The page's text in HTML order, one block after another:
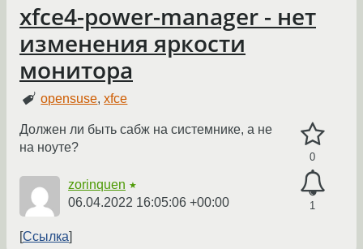
xfce4-power-manager - нет
изменения яркости
монитора
opensuse,xfce
0
1
Должен ли быть сабж на системнике, а не
на ноуте?
zorinquen ★
06.04.2022 16:05:06 +00:00
Ссылка